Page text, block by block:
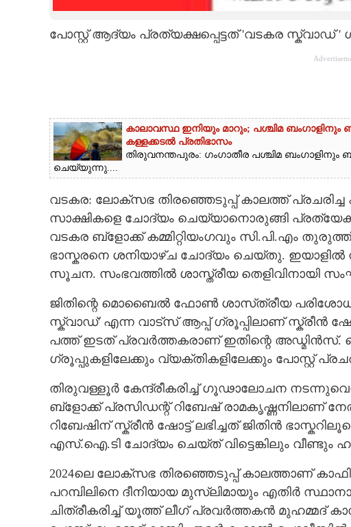
CONTACT US
പോസ്റ്റ് ആദ്യം പ്രത്യക്ഷപ്പെട്ടത് 'വടകര സ്ക്വാഡ് '
കാലാവസ്ഥ ഇനിയും മാറും; പശ്ചിമ ബംഗാളിനും
കള്ളക്കടൽ പ്രതിഭാസം
തിരുവനന്തപുരം: ഗംഗാതീര പശ്ചിമ ബംഗാളിനും
ചെയ്യുന്നു....
വടകര: ലോക്സഭ തിരഞ്ഞെടുപ്പ് കാലത്ത്
സാക്ഷികളെ ചോദ്യം ചെയ്യാനൊരുങ്ങി
വടകര ബ്ളോക്ക് കമ്മിറ്റിയംഗവും സി.പി.എം
ഭാസ്കരനെ ശനിയാഴ്ച ചോദ്യം ചെയ്തു. ഇയാളിൽ
സൂചന. സംഭവത്തിൽ ശാസ്ത്രീയ തെളിവിനായി
ജിതിന്റെ മൊബൈൽ ഫോൺ ശാസ്‌ത്രീയ
സ്ക്വാഡ്' എന്ന വാട്സ് ആപ്പ് ഗ്രൂപ്പിലാണ് സ്ക്രീൻ
പത്ത് ഇടത് പ്രവർത്തകരാണ് ഇതിന്റെ അഡ്മിൻസ്.
ഗ്രൂപ്പുകളിലേക്കും വ്യക്തികളിലേക്കും പോസ്റ്റ്
തിരുവള്ളൂർ കേന്ദ്രീകരിച്ച് ഗൂഢാലോചന
ബ്‌ളോക്ക് പ്രസിഡന്റ് റിബേഷ് രാമകൃഷ്ണനിലാണ്
റിബേഷിന് സ്ക്രീൻ ഷോട്ട് ലഭിച്ചത് ജിതിൻ
എസ്.ഐ.ടി ചോദ്യം ചെയ്ത് വിട്ടെങ്കിലും വീണ്ടും
2024ലെ ലോക്സഭ തിരഞ്ഞെടുപ്പ് കാലത്താണ് കാഫിർ
പറമ്പിലിനെ ദീനിയായ മുസ്ലിമായും എതിർ
ചിത്രീകരിച്ച് യൂത്ത് ലീഗ് പ്രവർത്തകൻ മുഹമ്മദ്